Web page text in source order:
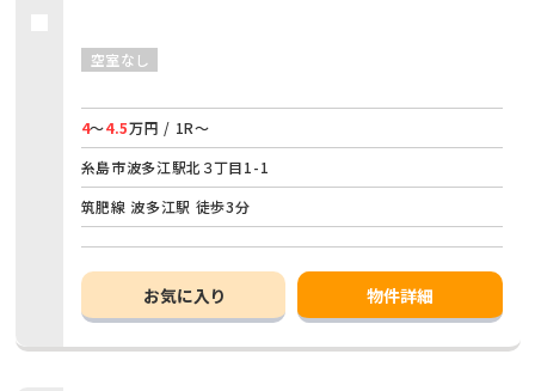
空室なし
4～4.5万円 / 1R～
糸島市波多江駅北３丁目1-1
筑肥線 波多江駅 徒歩3分
お気に入り 物件詳細